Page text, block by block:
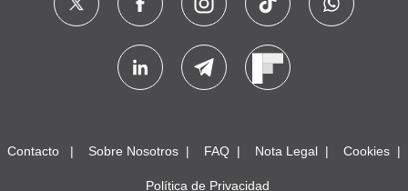
Contacto Sobre Nosotros FAQ Nota Legal Cookies
Política de Privacidad